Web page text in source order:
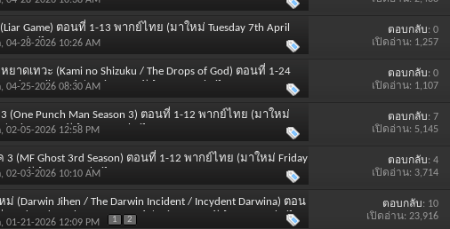
Game) ตอนที่ 1-13 พากย์ไทย (มาใหม่ Tuesday 7th April
: Thai]
, 04-28-2026 10:26 AM
ตอบกลับ: 0
เปิดอ่าน: 1,257
ดเทวะ (Kami no Shizuku / The Drops of God) ตอนที่ 1-24
April 2026 / Spring 2026) [SOUND : Thai]
, 04-25-2026 08:30 AM
ตอบกลับ: 0
เปิดอ่าน: 1,107
Punch Man Season 3) ตอนที่ 1-12 พากย์ไทย (มาใหม่
Winter 2026) [SOUND : Thai]
, 02-05-2026 12:58 PM
ตอบกลับ: 7
เปิดอ่าน: 5,145
(MF Ghost 3rd Season) ตอนที่ 1-12 พากย์ไทย (มาใหม่ Friday
[SOUND : Thai]
, 02-03-2026 10:10 AM
ตอบกลับ: 4
เปิดอ่าน: 3,714
Jihen / The Darwin Incident / Incydent Darwina) ตอน
7th January 2026 / Winter 2026) [SOUND : Thai]
, 01-21-2026 12:09 PM 1 2
ตอบกลับ: 10
เปิดอ่าน: 23,916